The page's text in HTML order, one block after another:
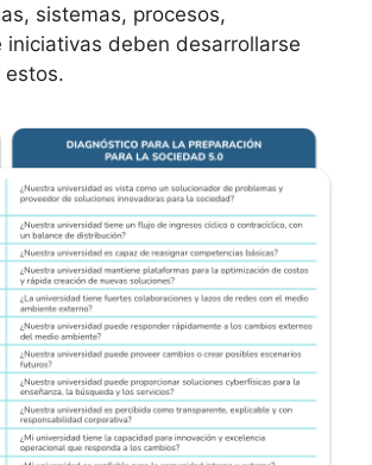
sistemas, procesos,
iniciativas deben desarrollarse
estos.